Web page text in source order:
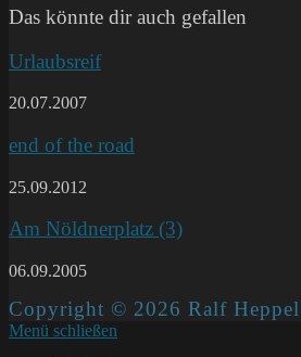
Das könnte dir auch gefallen
Urlaubsreif
20.07.2007
end of the road
25.09.2012
Am Nöldnerplatz (3)
06.09.2005
Copyright © 2026 Ralf
Menü schließen